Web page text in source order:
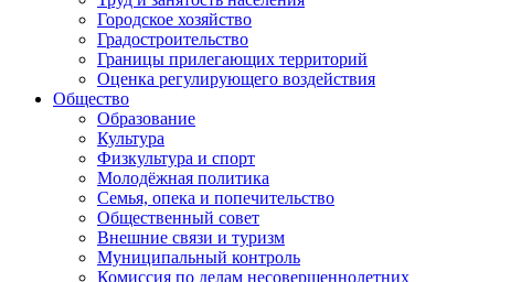
Городское хозяйство
Градостроительство
Границы прилегающих территорий
Оценка регулирующего воздействия
Общество
Образование
Культура
Физкультура и спорт
Молодёжная политика
Семья, опека и попечительство
Общественный совет
Внешние связи и туризм
Муниципальный контроль
Комиссия по делам несовершеннолетних